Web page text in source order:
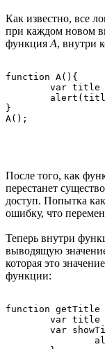
Как известно, все
при каждом новом
функция A, внутри
function A(){
}
После того, как
перестанет
доступ. Попытка
ошибку, что
Теперь внутри
выводящую
которая это
функции:
function